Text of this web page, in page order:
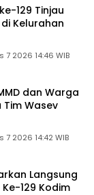
129 Tinjau
Kelurahan
7 2026 14:46 WIB
dan Warga
Wasev
7 2026 14:42 WIB
Langsung
129 Kodim